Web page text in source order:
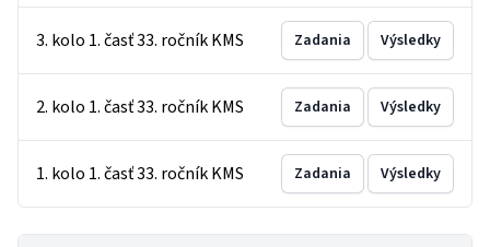
3. kolo 1. časť 33. ročník KMS Zadania Výsledky
2. kolo 1. časť 33. ročník KMS Zadania Výsledky
1. kolo 1. časť 33. ročník KMS Zadania Výsledky